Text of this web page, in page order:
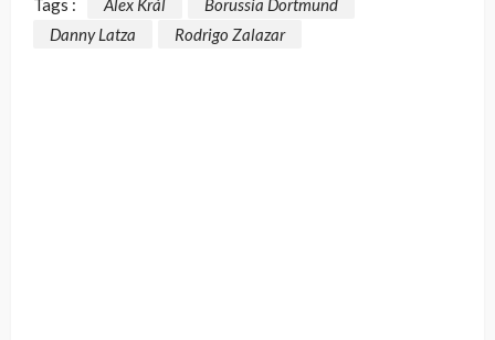
Tags : Alex Král
Borussia Dortmund
Danny Latza
Rodrigo Zalazar